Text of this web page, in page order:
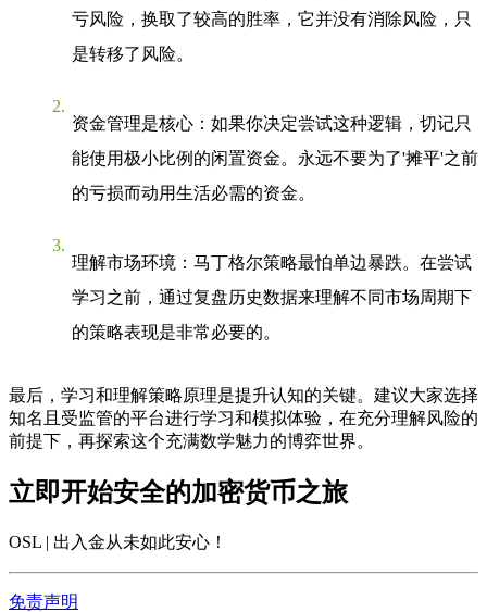
亏风险，换取了较高的胜率，它并没有消除风险，只
是转移了风险。
资金管理是核心 ：如果你决定尝试这种逻辑，切记只
能使用极小比例的闲置资金。永远不要为了'摊平'之前
的亏损而动用生活必需的资金。
理解市场环境 ：马丁格尔策略最怕单边暴跌。在尝试
学习之前，通过复盘历史数据来理解不同市场周期下
的策略表现是非常必要的。
最后，学习和理解策略原理是提升认知的关键。建议大家选择
知名且受监管的平台进行学习和模拟体验，在充分理解风险的
前提下，再探索这个充满数学魅力的博弈世界。
立即开始安全的加密货币之旅
OSL | 出入金从未如此安心 ！
免责声明